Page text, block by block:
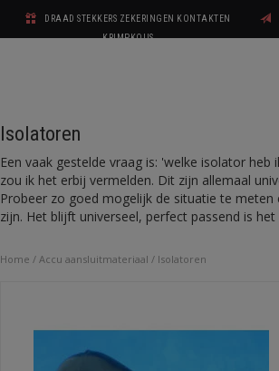
DRAAD STEKKERS ZEKERINGEN KONTAKTEN
KRIMPKOUS
Isolatoren
Een vaak gestelde vraag is: 'welke isolator
zou ik het erbij vermelden. Dit zijn allemaal
Probeer zo goed mogelijk de situatie te
zijn. Het blijft universeel, perfect passend is het
Home / Accu aansluitmateriaal / Isolatoren